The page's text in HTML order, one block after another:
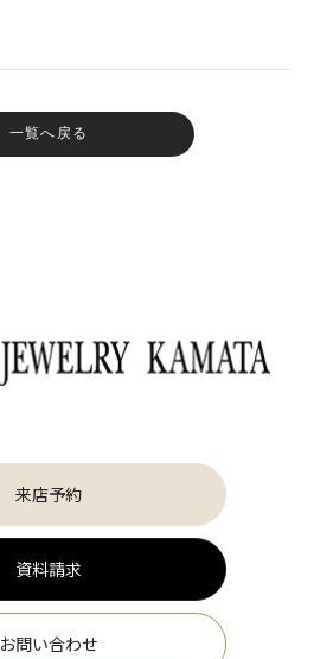
一覧へ戻る
来店予約
資料請求
お問い合わせ